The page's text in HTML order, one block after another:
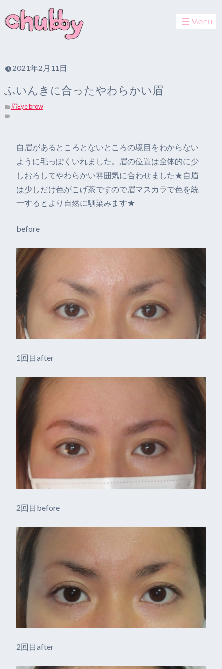
2021年2月11日
ふいんきに合ったやわらかい眉
眉Eye brow
自眉があるところとないところの境目をわからない
ように毛っぽくいれました。眉の位置は全体的に少
しおろしてやわらかい雰囲気に合わせました★自眉
は少しだけ色がこげ茶ですので眉マスカラで色を統
一するとより自然に馴染みます★
before
1回目after
2回目before
2回目after